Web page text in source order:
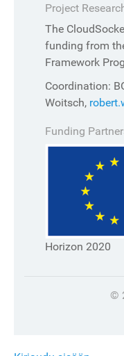
Project
The
funding from
Framework
Coordination:
Woitsch,
Funding
Horizon 2020
©